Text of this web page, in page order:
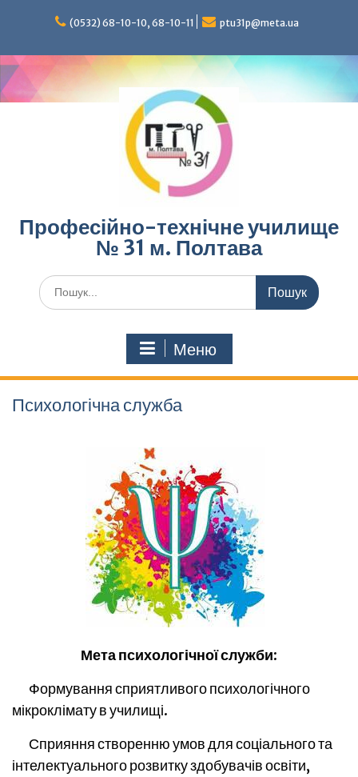
(0532) 68-10-10, 68-10-11 ptu31p@meta.ua
Професійно-технічне училище
№ 31 м. Полтава
Шукати:
Меню
Психологічна служба
Мета психологічної служби:
Формування сприятливого психологічного
мікроклімату в училищі.
Сприяння створенню умов для соціального та
інтелектуального розвитку здобувачів освіти,